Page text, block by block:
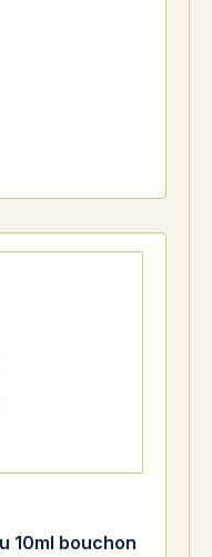
10ml bouchon